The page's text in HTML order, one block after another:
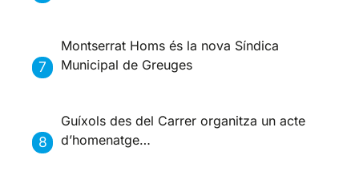
Montserrat Homs és la nova Síndica
Municipal de Greuges
Guíxols des del Carrer organitza un acte
d’homenatge…